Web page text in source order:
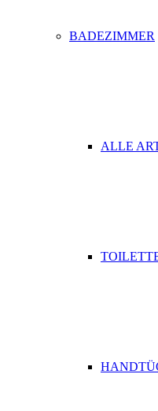
BADEZIMMER
ALLE